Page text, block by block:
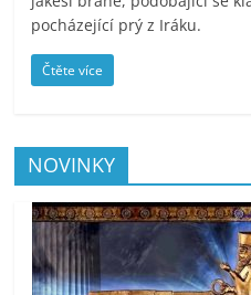
pocházející prý z Iráku.
Čtěte více
NOVINKY